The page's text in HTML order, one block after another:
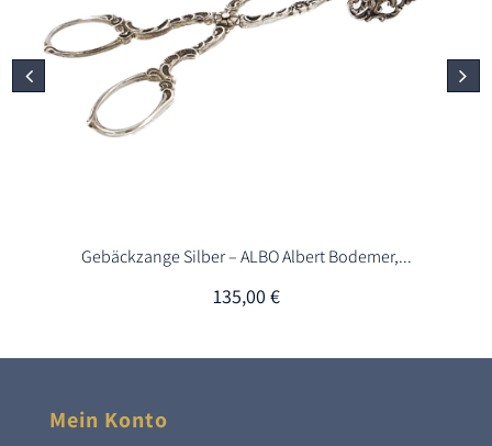
Gebäckzange Silber – ALBO Albert Bodemer,...
135,00 €
Mein Konto